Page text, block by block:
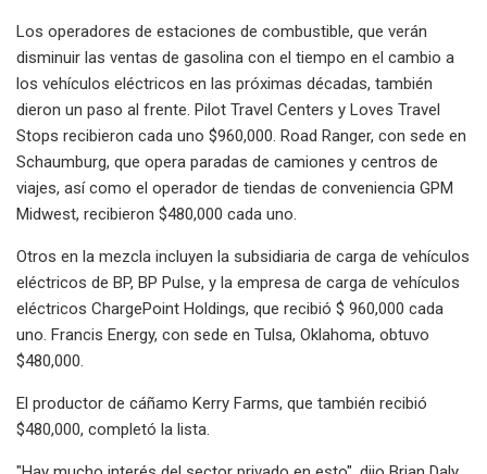
Los operadores de estaciones de combustible, que verán
disminuir las ventas de gasolina con el tiempo en el cambio a
los vehículos eléctricos en las próximas décadas, también
dieron un paso al frente. Pilot Travel Centers y Loves Travel
Stops recibieron cada uno $960,000. Road Ranger, con sede en
Schaumburg, que opera paradas de camiones y centros de
viajes, así como el operador de tiendas de conveniencia GPM
Midwest, recibieron $480,000 cada uno.
Otros en la mezcla incluyen la subsidiaria de carga de vehículos
eléctricos de BP, BP Pulse, y la empresa de carga de vehículos
eléctricos ChargePoint Holdings, que recibió $ 960,000 cada
uno. Francis Energy, con sede en Tulsa, Oklahoma, obtuvo
$480,000.
El productor de cáñamo Kerry Farms, que también recibió
$480,000, completó la lista.